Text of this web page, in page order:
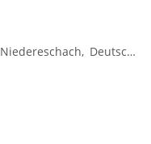
Niedereschach
Deutschland